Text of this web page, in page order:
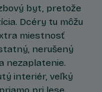
byt, pretože
Dcéry tu môžu
miestnosť
nerušený
nezaplatenie.
interiér, veľký